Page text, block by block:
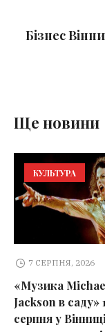
Бізнес
Ще новини
КУЛЬТУРА
7 СЕРПНЯ, 2026
«Музика
Jackson в саду»
серпня у